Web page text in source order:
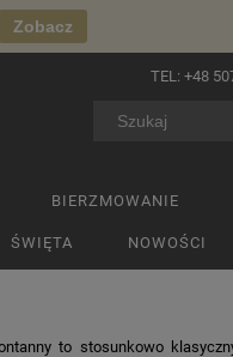
Zobacz
TEL: +48
BIERZMOWANIE
ŚWIĘTA NOWOŚCI
to stosunkowo